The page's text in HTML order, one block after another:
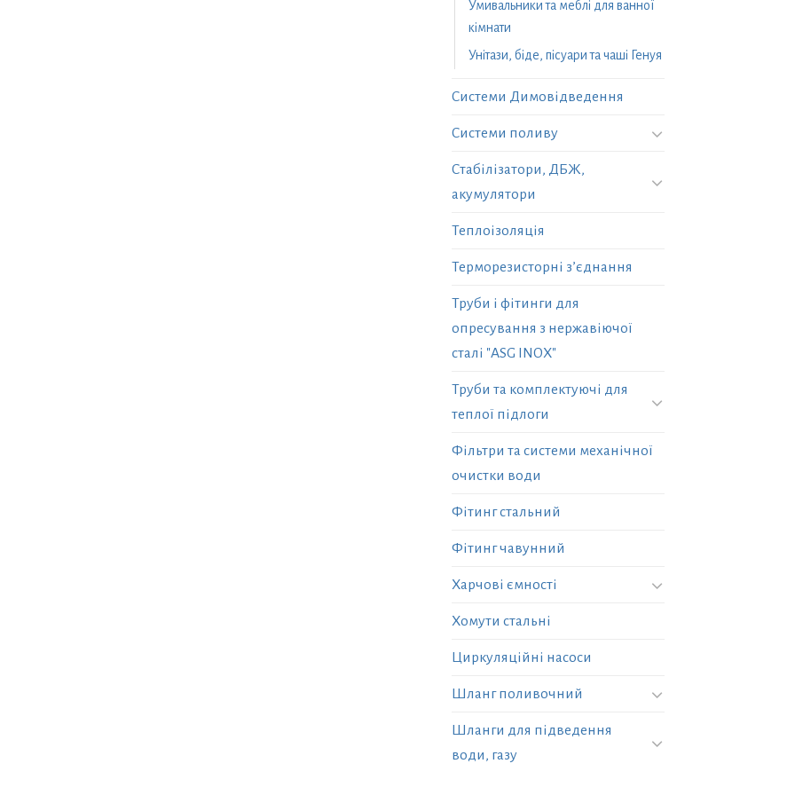
Умивальники та меблі для ванної
кімнати
Унітази, біде, пісуари та чаші Генуя
Системи Димовідведення
Системи поливу
Стабілізатори, ДБЖ,
акумулятори
Теплоізоляція
Терморезисторні з’єднання
Труби і фітинги для
опресування з нержавіючої
сталі "ASG INOX"
Труби та комплектуючі для
теплої підлоги
Фільтри та системи механічної
очистки води
Фітинг стальний
Фітинг чавунний
Харчові ємності
Хомути стальні
Циркуляційні насоси
Шланг поливочний
Шланги для підведення
води, газу